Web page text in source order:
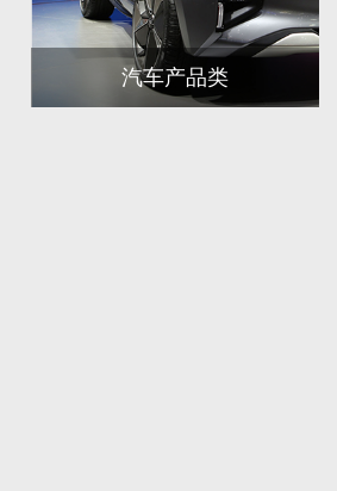
汽车产品类